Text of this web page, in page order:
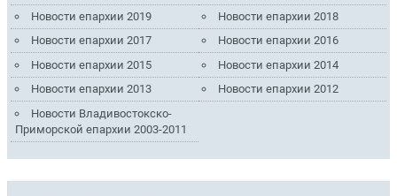
Новости епархии 2019
Новости епархии 2018
Новости епархии 2017
Новости епархии 2016
Новости епархии 2015
Новости епархии 2014
Новости епархии 2013
Новости епархии 2012
Новости Владивостокско-
Приморской епархии 2003-2011